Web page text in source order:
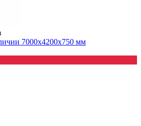
7000х4200х750 мм